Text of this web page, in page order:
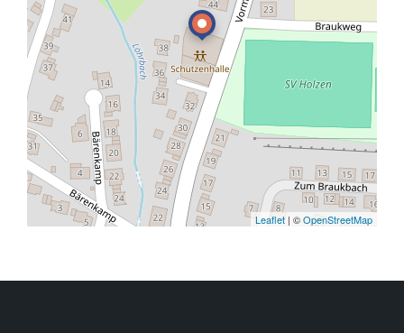
Leaflet | ©OpenStreetMap